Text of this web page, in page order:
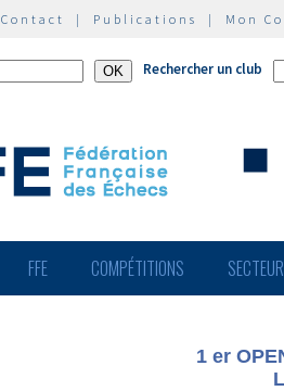
Contact | Publications | Mon
Rechercher un club
FFE COMPÉTITIONS
1 er